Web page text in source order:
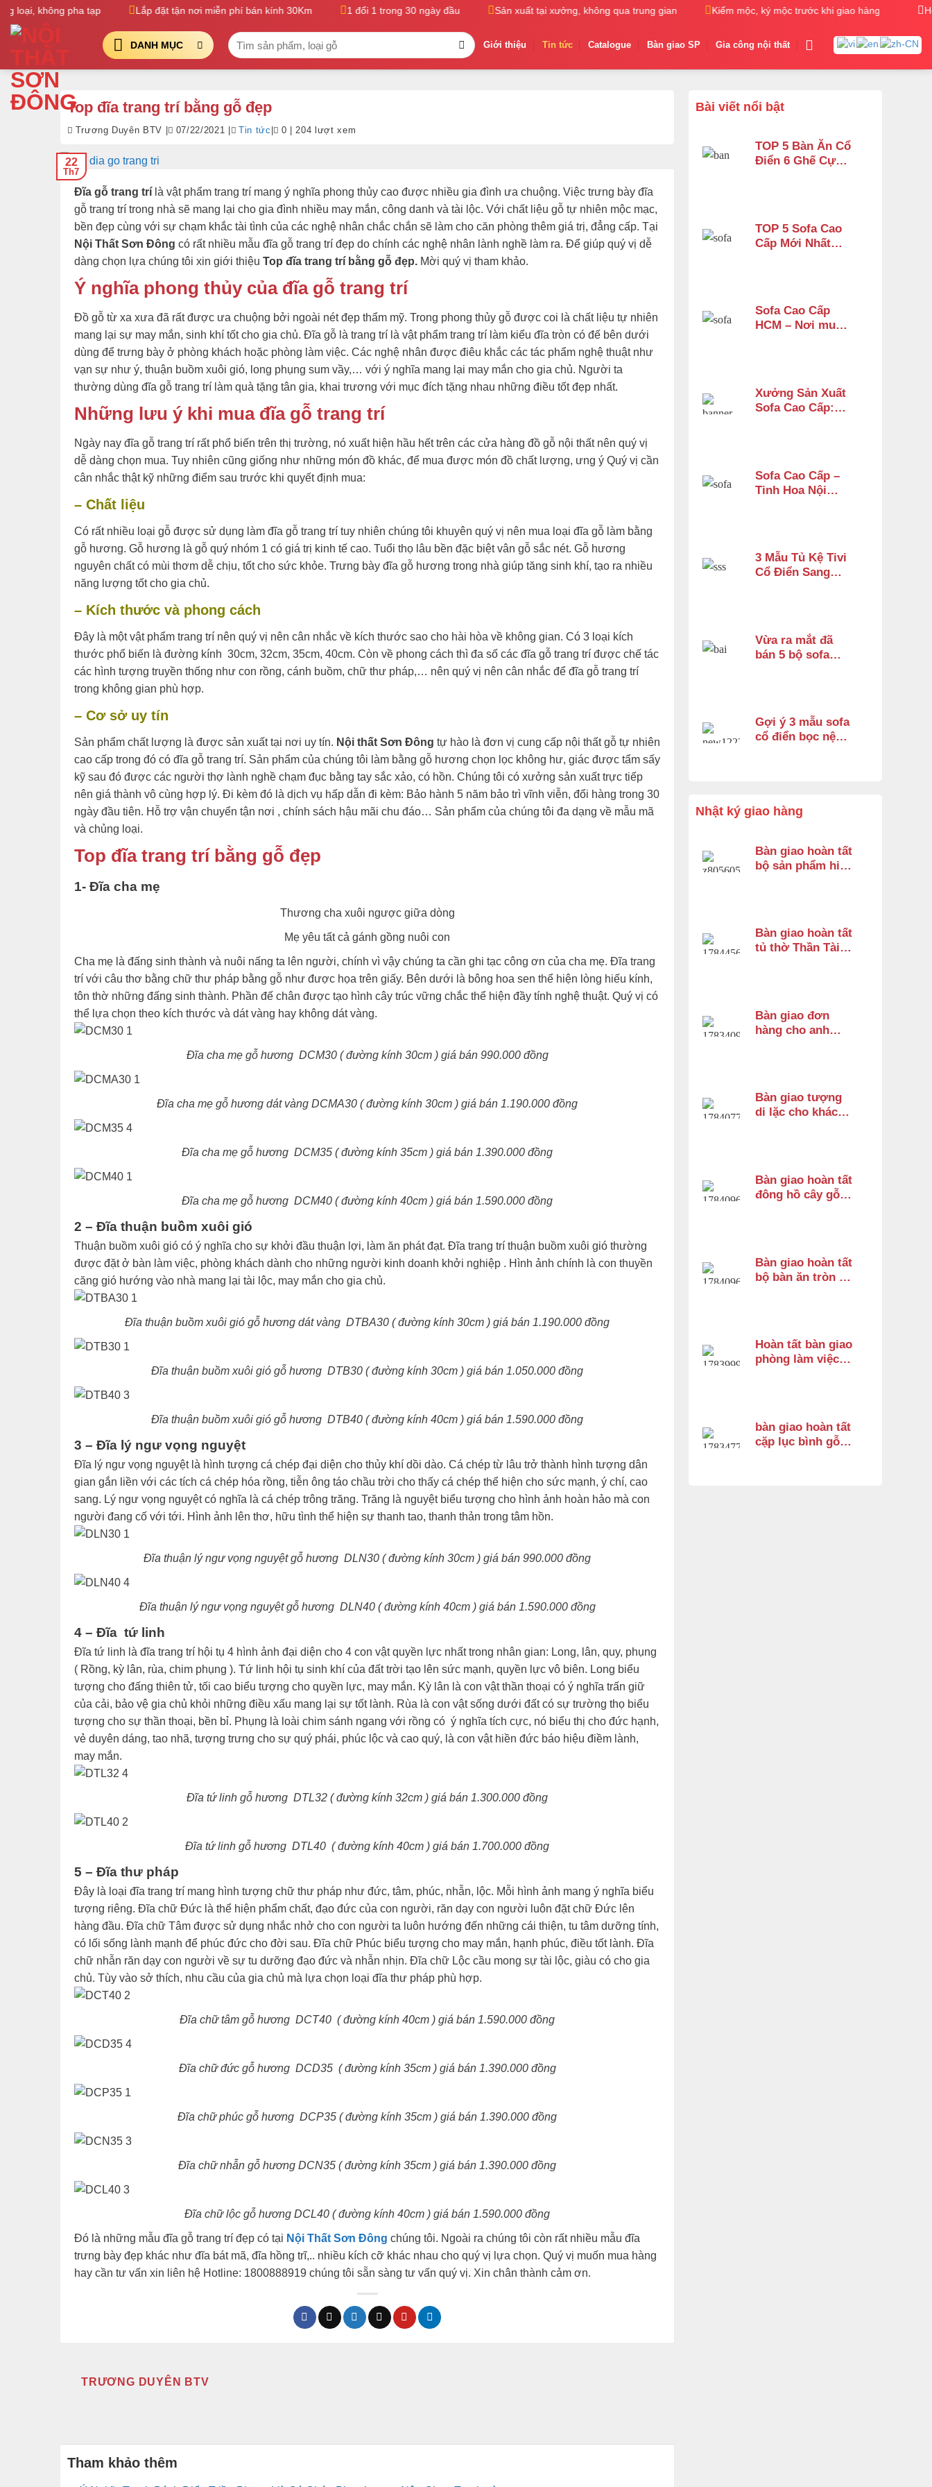
Bỏ
qua
không pha tạp Lắp đặt tận nơi miễn phí bán kính 30Km 1 đổi 1 trong 30 ngày đầu Sản xuất tại xưởng, không qua trung gian Kiểm mộc, ký mộc trước khi giao hàng Nhận
DANH MỤC
Tìm
kiếm:
Giới thiệu Tin tức Catalogue Bàn giao SP Gia công nội thất
Top đĩa trang trí bằng gỗ đẹp
Trương Duyên BTV | 07/22/2021 | Tin tức 0 | 204 lượt xem
22
Th7
Đĩa gỗ trang trí là vật phẩm trang trí mang ý nghĩa phong thủy cao được nhiều gia đình ưa chuộng. Việc trưng bày đĩa
gỗ trang trí trong nhà sẽ mang lại cho gia đình nhiều may mắn, công danh và tài lộc. Với chất liệu gỗ tự nhiên mộc mạc,
bền đẹp cùng với sự chạm khắc tài tình của các nghệ nhân chắc chắn sẽ làm cho căn phòng thêm giá trị, đẳng cấp. Tại
Nội Thất Sơn Đông có rất nhiều mẫu đĩa gỗ trang trí đẹp do chính các nghệ nhân lành nghề làm ra. Để giúp quý vị dễ
dàng chọn lựa chúng tôi xin giới thiệu Top đĩa trang trí bằng gỗ đẹp. Mời quý vị tham khảo.
Ý nghĩa phong thủy của đĩa gỗ trang trí
Đồ gỗ từ xa xưa đã rất được ưa chuộng bởi ngoài nét đẹp thẩm mỹ. Trong phong thủy gỗ được coi là chất liệu tự nhiên
mang lại sự may mắn, sinh khí tốt cho gia chủ. Đĩa gỗ là trang trí là vật phẩm trang trí làm kiểu đĩa tròn có đế bên dưới
dùng để trưng bày ở phòng khách hoặc phòng làm việc. Các nghệ nhân được điêu khắc các tác phẩm nghệ thuật như
vạn sự như ý, thuận buồm xuôi gió, long phụng sum vầy,… với ý nghĩa mang lại may mắn cho gia chủ. Người ta
thường dùng đĩa gỗ trang trí làm quà tặng tân gia, khai trương với mục đích tặng nhau những điều tốt đẹp nhất.
Những lưu ý khi mua đĩa gỗ trang trí
Ngày nay đĩa gỗ trang trí rất phổ biến trên thị trường, nó xuất hiện hầu hết trên các cửa hàng đồ gỗ nội thất nên quý vị
dễ dàng chọn mua. Tuy nhiên cũng giống như những món đồ khác, để mua được món đồ chất lượng, ưng ý Quý vị cần
cân nhắc thật kỹ những điểm sau trước khi quyết định mua:
– Chất liệu
Có rất nhiều loại gỗ được sử dụng làm đĩa gỗ trang trí tuy nhiên chúng tôi khuyên quý vị nên mua loại đĩa gỗ làm bằng
gỗ hương. Gỗ hương là gỗ quý nhóm 1 có giá trị kinh tế cao. Tuổi thọ lâu bền đặc biệt vân gỗ sắc nét. Gỗ hương
nguyên chất có mùi thơm dễ chịu, tốt cho sức khỏe. Trưng bày đĩa gỗ hương trong nhà giúp tăng sinh khí, tạo ra nhiều
năng lượng tốt cho gia chủ.
– Kích thước và phong cách
Đây là một vật phẩm trang trí nên quý vị nên cân nhắc về kích thước sao cho hài hòa về không gian. Có 3 loại kích
thước phổ biến là đường kính 30cm, 32cm, 35cm, 40cm. Còn về phong cách thì đa số các đĩa gỗ trang trí được chế tác
các hình tượng truyền thống như con rồng, cánh buồm, chữ thư pháp,… nên quý vị nên cân nhắc để đĩa gỗ trang trí
trong không gian phù hợp.
– Cơ sở uy tín
Sản phẩm chất lượng là được sản xuất tại nơi uy tín. Nội thất Sơn Đông tự hào là đơn vị cung cấp nội thất gỗ tự nhiên
cao cấp trong đó có đĩa gỗ trang trí. Sản phẩm của chúng tôi làm bằng gỗ hương chọn lọc không hư, giác được tẩm sấy
kỹ sau đó được các người thợ lành nghề chạm đục bằng tay sắc xảo, có hồn. Chúng tôi có xưởng sản xuất trực tiếp
nên giá thành vô cùng hợp lý. Đi kèm đó là dịch vụ hấp dẫn đi kèm: Bảo hành 5 năm bảo trì vĩnh viễn, đổi hàng trong 30
ngày đầu tiên. Hỗ trợ vận chuyển tận nơi , chính sách hậu mãi chu đáo… Sản phẩm của chúng tôi đa dạng về mẫu mã
và chủng loại.
Top đĩa trang trí bằng gỗ đẹp
1- Đĩa cha mẹ
Thương cha xuôi ngược giữa dòng
Mẹ yêu tất cả gánh gồng nuôi con
Cha mẹ là đấng sinh thành và nuôi nấng ta lên người, chính vì vậy chúng ta cần ghi tạc công ơn của cha mẹ. Đĩa trang
trí với câu thơ bằng chữ thư pháp bằng gỗ như được họa trên giấy. Bên dưới là bông hoa sen thể hiện lòng hiếu kính,
tôn thờ những đấng sinh thành. Phần đế chân được tạo hình cây trúc vững chắc thể hiện đầy tính nghệ thuật. Quý vị có
thể lựa chọn theo kích thước và dát vàng hay không dát vàng.
Đĩa cha mẹ gỗ hương DCM30 ( đường kính 30cm ) giá bán 990.000 đồng
Đĩa cha mẹ gỗ hương dát vàng DCMA30 ( đường kính 30cm ) giá bán 1.190.000 đồng
Đĩa cha mẹ gỗ hương DCM35 ( đường kính 35cm ) giá bán 1.390.000 đồng
Đĩa cha mẹ gỗ hương DCM40 ( đường kính 40cm ) giá bán 1.590.000 đồng
2 – Đĩa thuận buồm xuôi gió
Thuận buồm xuôi gió có ý nghĩa cho sự khởi đầu thuận lợi, làm ăn phát đạt. Đĩa trang trí thuận buồm xuôi gió thường
được đặt ở bàn làm việc, phòng khách dành cho những người kinh doanh khởi nghiệp . Hình ảnh chính là con thuyền
căng gió hướng vào nhà mang lại tài lộc, may mắn cho gia chủ.
Đĩa thuận buồm xuôi gió gỗ hương dát vàng DTBA30 ( đường kính 30cm ) giá bán 1.190.000 đồng
Đĩa thuận buồm xuôi gió gỗ hương DTB30 ( đường kính 30cm ) giá bán 1.050.000 đồng
Đĩa thuận buồm xuôi gió gỗ hương DTB40 ( đường kính 40cm ) giá bán 1.590.000 đồng
3 – Đĩa lý ngư vọng nguyệt
Đĩa lý ngư vọng nguyệt là hình tượng cá chép đại diện cho thủy khí dồi dào. Cá chép từ lâu trở thành hình tượng dân
gian gắn liền với các tích cá chép hóa rồng, tiễn ông táo chầu trời cho thấy cá chép thể hiện cho sức mạnh, ý chí, cao
sang. Lý ngư vọng nguyệt có nghĩa là cá chép trông trăng. Trăng là nguyệt biểu tượng cho hình ảnh hoàn hảo mà con
người đang cố với tới. Hình ảnh lên thơ, hữu tình thể hiện sự thanh tao, thanh thản trong tâm hồn.
Đĩa thuận lý ngư vọng nguyệt gỗ hương DLN30 ( đường kính 30cm ) giá bán 990.000 đồng
Đĩa thuận lý ngư vọng nguyệt gỗ hương DLN40 ( đường kính 40cm ) giá bán 1.590.000 đồng
4 – Đĩa tứ linh
Đĩa tứ linh là đĩa trang trí hội tụ 4 hình ảnh đại diện cho 4 con vật quyền lực nhất trong nhân gian: Long, lân, quy, phụng
( Rồng, kỳ lân, rùa, chim phụng ). Tứ linh hội tụ sinh khí của đất trời tạo lên sức mạnh, quyền lực vô biên. Long biểu
tượng cho đấng thiên tử, tối cao biểu tượng cho quyền lực, may mắn. Kỳ lân là con vật thần thoại có ý nghĩa trấn giữ
của cải, bảo vệ gia chủ khỏi những điều xấu mang lại sự tốt lành. Rùa là con vật sống dưới đất có sự trường thọ biểu
tượng cho sự thần thoại, bền bỉ. Phụng là loài chim sánh ngang với rồng có ý nghĩa tích cực, nó biểu thị cho đức hạnh,
vẻ duyên dáng, tao nhã, tượng trưng cho sự quý phái, phúc lộc và cao quý, là con vật hiền đức báo hiệu điềm lành,
may mắn.
Đĩa tứ linh gỗ hương DTL32 ( đường kính 32cm ) giá bán 1.300.000 đồng
Đĩa tứ linh gỗ hương DTL40 ( đường kính 40cm ) giá bán 1.700.000 đồng
5 – Đĩa thư pháp
Đây là loại đĩa trang trí mang hình tượng chữ thư pháp như đức, tâm, phúc, nhẫn, lộc. Mỗi hình ảnh mang ý nghĩa biểu
tượng riêng. Đĩa chữ Đức là thể hiện phẩm chất, đạo đức của con người, răn dạy con người luôn đặt chữ Đức lên
hàng đầu. Đĩa chữ Tâm được sử dụng nhắc nhở cho con người ta luôn hướng đến những cái thiện, tu tâm dưỡng tính,
có lối sống lành mạnh để phúc đức cho đời sau. Đĩa chữ Phúc biểu tượng cho may mắn, hạnh phúc, điều tốt lành. Đĩa
chữ nhẫn răn dạy con người về sự tu dưỡng đạo đức và nhẫn nhịn. Đĩa chữ Lộc cầu mong sự tài lộc, giàu có cho gia
chủ. Tùy vào sở thích, nhu cầu của gia chủ mà lựa chọn loại đĩa thư pháp phù hợp.
Đĩa chữ tâm gỗ hương DCT40 ( đường kính 40cm ) giá bán 1.590.000 đồng
Đĩa chữ đức gỗ hương DCD35 ( đường kính 35cm ) giá bán 1.390.000 đồng
Đĩa chữ phúc gỗ hương DCP35 ( đường kính 35cm ) giá bán 1.390.000 đồng
Đĩa chữ nhẫn gỗ hương DCN35 ( đường kính 35cm ) giá bán 1.390.000 đồng
Đĩa chữ lộc gỗ hương DCL40 ( đường kính 40cm ) giá bán 1.590.000 đồng
Đó là những mẫu đĩa gỗ trang trí đẹp có tại Nội Thất Sơn Đông chúng tôi. Ngoài ra chúng tôi còn rất nhiều mẫu đĩa
trưng bày đẹp khác như đĩa bát mã, đĩa hồng trĩ,.. nhiều kích cỡ khác nhau cho quý vị lựa chọn. Quý vị muốn mua hàng
hay cần tư vấn xin liên hệ Hotline: 1800888919 chúng tôi sẵn sàng tư vấn quý vị. Xin chân thành cảm ơn.
TRƯƠNG DUYÊN BTV
Tham khảo thêm
Bài viết nổi bật
TOP 5 Bàn Ăn Cổ
Điển 6 Ghế Cực
TOP 5 Sofa Cao
Cấp Mới Nhất
Sofa Cao Cấp
HCM – Nơi mua
Xưởng Sản Xuất
Sofa Cao Cấp:
Sofa Cao Cấp –
Tinh Hoa Nội
3 Mẫu Tủ Kệ Tivi
Cổ Điển Sang
Vừa ra mắt đã
bán 5 bộ sofa
Gợi ý 3 mẫu sofa
cổ điển bọc nệm
Nhật ký giao hàng
Bàn giao hoàn tất
bộ sản phẩm hiện
Bàn giao hoàn tất
tủ thờ Thần Tài
Bàn giao đơn
hàng cho anh
Bàn giao tượng
di lặc cho khách
Bàn giao hoàn tất
đông hồ cây gỗ
Bàn giao hoàn tất
bộ bàn ăn tròn gỗ
Hoàn tất bàn giao
phòng làm việc
bàn giao hoàn tất
cặp lục bình gỗ